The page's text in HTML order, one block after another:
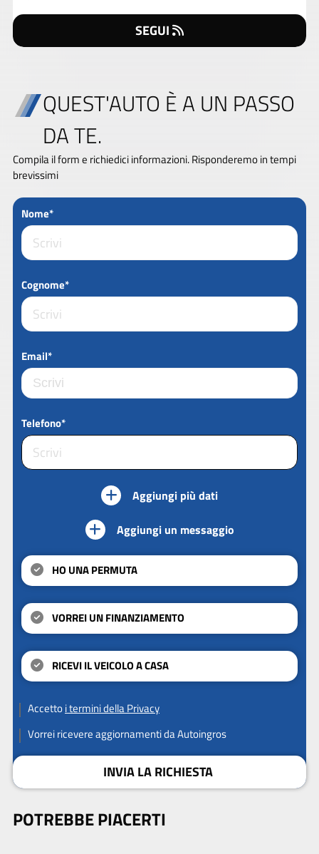
SEGUI
QUEST'AUTO È A UN PASSO
DA TE.
Compila il form e richiedici informazioni. Risponderemo in tempi
brevissimi
Nome*
Cognome*
Email*
Telefono*
Aggiungi più dati
Aggiungi un messaggio
HO UNA PERMUTA
VORREI UN FINANZIAMENTO
RICEVI IL VEICOLO A CASA
Accettoi termini della Privacy
Vorrei ricevere aggiornamenti da Autoingros
INVIA LA RICHIESTA
POTREBBE PIACERTI